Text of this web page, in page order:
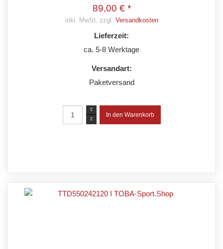
89,00 € *
inkl. MwSt. zzgl. Versandkosten
Lieferzeit:
ca. 5-8 Werktage
Versandart:
Paketversand